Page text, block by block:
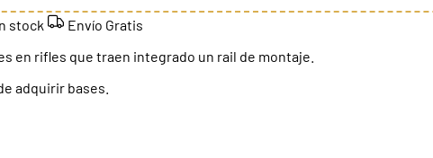
stock
Envío Gratis
en rifles que traen integrado un rail de montaje.
adquirir bases.